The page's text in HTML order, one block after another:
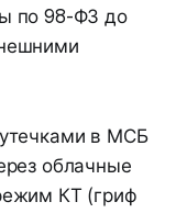
по 98-ФЗ до
в МСБ
облачные
КТ (гриф